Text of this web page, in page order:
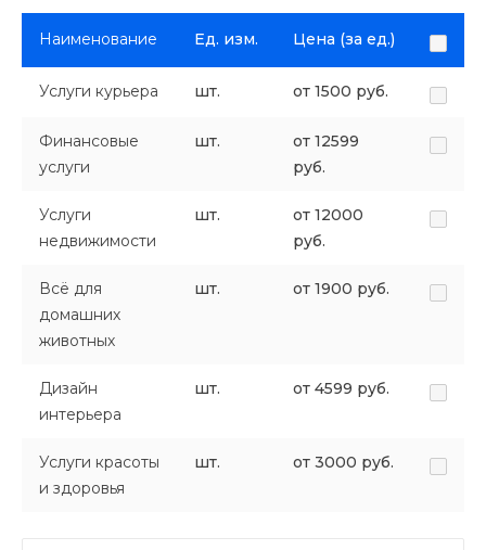
Наименование Ед. изм. Цена (за ед.)
Услуги курьера шт. от 1500 руб.
Финансовые
услуги
шт.
от 12599
руб.
Услуги
недвижимости
шт.
от 12000
руб.
Всё для
домашних
животных
шт. от 1900 руб.
Дизайн
интерьера
шт. от 4599 руб.
Услуги красоты
и здоровья
шт. от 3000 руб.